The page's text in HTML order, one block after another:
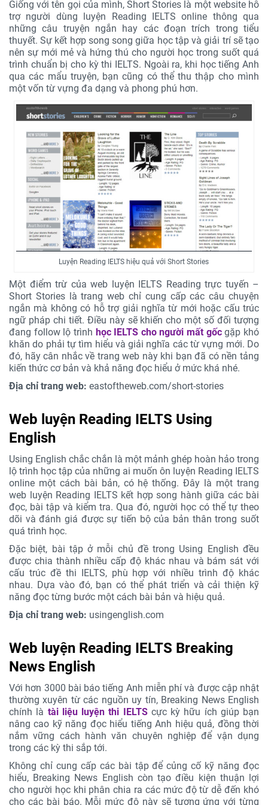
Giống với tên gọi của mình, Short Stories là một website hỗ
trợ người dùng luyện Reading IELTS online thông qua
những câu truyện ngắn hay các đoạn trích trong tiểu
thuyết. Sự kết hợp song song giữa học tập và giải trí sẽ tạo
nên sự mới mẻ và hứng thú cho người học trong suốt quá
trình chuẩn bị cho kỳ thi IELTS. Ngoài ra, khi học tiếng Anh
qua các mẩu truyện, bạn cũng có thể thu thập cho mình
một vốn từ vựng đa dạng và phong phú hơn.
Luyện Reading IELTS hiệu quả với Short Stories
Một điểm trừ của web luyện IELTS Reading trực tuyến –
Short Stories là trang web chỉ cung cấp các câu chuyện
ngắn mà không có hỗ trợ giải nghĩa từ mới hoặc cấu trúc
ngữ pháp chi tiết. Điều này sẽ khiến cho một số đối tượng
đang follow lộ trình học IELTS cho người mất gốcgặp khó
khăn do phải tự tìm hiểu và giải nghĩa các từ vựng mới. Do
đó, hãy cân nhắc về trang web này khi bạn đã có nền tảng
kiến thức cơ bản và khả năng đọc hiểu ở mức khá nhé.
Địa chỉ trang web: eastoftheweb.com/short-stories
Web luyện Reading IELTS Using
English
Using English chắc chắn là một mảnh ghép hoàn hảo trong
lộ trình học tập của những ai muốn ôn luyện Reading IELTS
online một cách bài bản, có hệ thống. Đây là một trang
web luyện Reading IELTS kết hợp song hành giữa các bài
đọc, bài tập và kiểm tra. Qua đó, người học có thể tự theo
dõi và đánh giá được sự tiến bộ của bản thân trong suốt
quá trình học.
Đặc biệt, bài tập ở mỗi chủ đề trong Using English đều
được chia thành nhiều cấp độ khác nhau và bám sát với
cấu trúc đề thi IELTS, phù hợp với nhiều trình độ khác
nhau. Dựa vào đó, bạn có thể phát triển và cải thiện kỹ
năng đọc từng bước một cách bài bản và hiệu quả.
Địa chỉ trang web: usingenglish.com
Web luyện Reading IELTS Breaking
News English
Với hơn 3000 bài báo tiếng Anh miễn phí và được cập nhật
thường xuyên từ các nguồn uy tín, Breaking News English
chính là tài liệu luyện thi IELTScực kỳ hữu ích giúp bạn
nâng cao kỹ năng đọc hiểu tiếng Anh hiệu quả, đồng thời
nắm vững cách hành văn chuyên nghiệp để vận dụng
trong các kỳ thi sắp tới.
Không chỉ cung cấp các bài tập để củng cố kỹ năng đọc
hiểu, Breaking News English còn tạo điều kiện thuận lợi
cho người học khi phân chia ra các mức độ từ dễ đến khó
cho các bài báo. Mỗi mức độ này sẽ tương ứng với từng